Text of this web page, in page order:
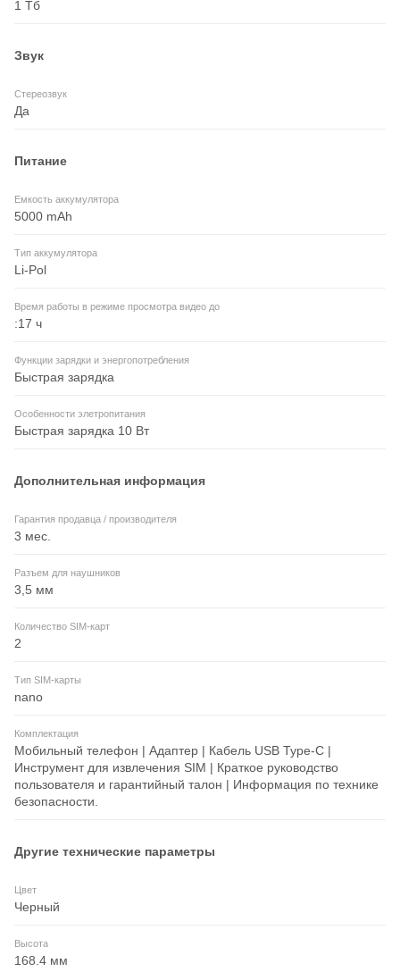
1 Тб
Звук
Стереозвук
Да
Питание
Емкость аккумулятора
5000 mAh
Тип аккумулятора
Li-Pol
Время работы в режиме просмотра видео до
:17 ч
Функции зарядки и энергопотребления
Быстрая зарядка
Особенности элетропитания
Быстрая зарядка 10 Вт
Дополнительная информация
Гарантия продавца / производителя
3 мес.
Разъем для наушников
3,5 мм
Количество SIM-карт
2
Тип SIM-карты
nano
Комплектация
Мобильный телефон | Адаптер | Кабель USB Type-C |
Инструмент для извлечения SIM | Краткое руководство
пользователя и гарантийный талон | Информация по технике
безопасности.
Другие технические параметры
Цвет
Черный
Высота
168.4 мм